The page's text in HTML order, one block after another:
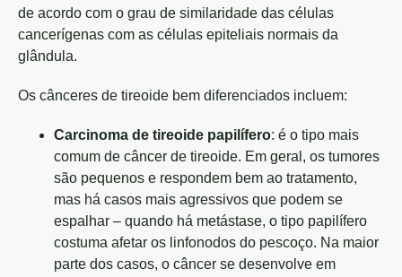
de acordo com o grau de similaridade das células
cancerígenas com as células epiteliais normais da
glândula.
Os cânceres de tireoide bem diferenciados incluem:
Carcinoma de tireoide papilífero: é o tipo mais
comum de câncer de tireoide. Em geral, os tumores
são pequenos e respondem bem ao tratamento,
mas há casos mais agressivos que podem se
espalhar – quando há metástase, o tipo papilífero
costuma afetar os linfonodos do pescoço. Na maior
parte dos casos, o câncer se desenvolve em